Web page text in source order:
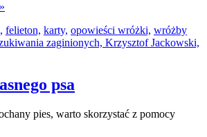
»
felieton, karty, opowieści wróżki, wróżby
psa
pies, warto skorzystać z pomocy